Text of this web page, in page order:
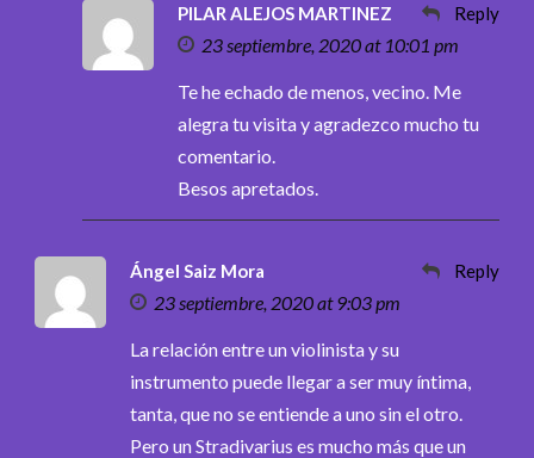
PILAR ALEJOS MARTINEZ
23 septiembre, 2020 at 10:01 pm
Reply
Te he echado de menos, vecino. Me
alegra tu visita y agradezco mucho tu
comentario.
Besos apretados.
Ángel Saiz Mora
23 septiembre, 2020 at 9:03 pm
Reply
La relación entre un violinista y su
instrumento puede llegar a ser muy íntima,
tanta, que no se entiende a uno sin el otro.
Pero un Stradivarius es mucho más que un